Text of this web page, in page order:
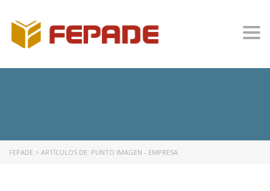
FEPADE > ARTÍCULOS DE: PUNTO IMAGEN - EMPRESA